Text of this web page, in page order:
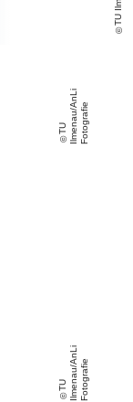
T
U
Il
m
e
n
a
u
/ A
n Li
F
o
t
o
g
r
a
fi e
T
U
Il
m
e
n
a
u
/ A
n Li
F
o
t
o
g
r
a
fi e